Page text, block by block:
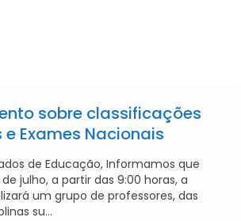
sobre classificações
Exames Nacionais
de Educação, Informamos que
julho, a partir das 9:00 horas, a
um grupo de professores, das
su...